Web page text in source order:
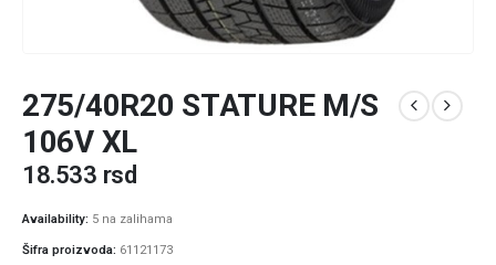
275/40R20 STATURE M/S
106V XL
18.533 rsd
Availability: 5 na zalihama
Šifra proizvoda: 61121173